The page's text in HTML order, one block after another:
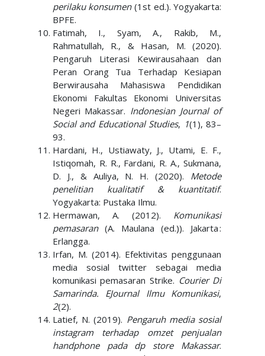
perilaku konsumen(1st ed.). Yogyakarta:
BPFE.
Fatimah, I., Syam, A., Rakib, M.,
Rahmatullah, R., & Hasan, M. (2020).
Pengaruh Literasi Kewirausahaan dan
Peran Orang Tua Terhadap Kesiapan
Berwirausaha Mahasiswa Pendidikan
Ekonomi Fakultas Ekonomi Universitas
Negeri Makassar. Indonesian Journal of
Social and Educational Studies, 1(1), 83–
93.
Hardani, H., Ustiawaty, J., Utami, E. F.,
Istiqomah, R. R., Fardani, R. A., Sukmana,
D. J., & Auliya, N. H. (2020). Metode
penelitian kualitatif & kuantitatif.
Yogyakarta: Pustaka Ilmu.
Hermawan, A. (2012). Komunikasi
pemasaran(A. Maulana (ed.)). Jakarta :
Erlangga.
Irfan, M. (2014). Efektivitas penggunaan
media sosial twitter sebagai media
komunikasi pemasaran Strike. Courier Di
Samarinda. EJournal Ilmu Komunikasi,
2(2).
Latief, N. (2019). Pengaruh media sosial
instagram terhadap omzet penjualan
handphone pada dp store Makassar.